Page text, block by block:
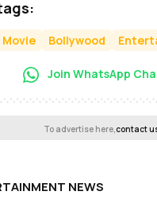
Bollywood
Join WhatsApp
To advertise here,contact
NEWS